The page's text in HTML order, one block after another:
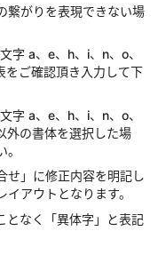
繋がりを表現できない場
字 a、e、h、i、n、o、
をご確認頂き入力して下
字 a、e、h、i、n、o、
外の書体を選択した場
せ」に修正内容を明記し
アウトとなります。
となく「異体字」と表記